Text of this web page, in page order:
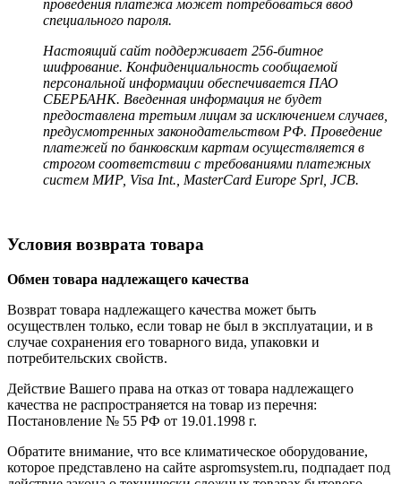
проведения платежа может потребоваться ввод
специального пароля.
Настоящий сайт поддерживает 256-битное
шифрование. Конфиденциальность сообщаемой
персональной информации обеспечивается ПАО
СБЕРБАНК. Введенная информация не будет
предоставлена третьим лицам за исключением случаев,
предусмотренных законодательством РФ. Проведение
платежей по банковским картам осуществляется в
строгом соответствии с требованиями платежных
систем МИР, Visa Int., MasterCard Europe Sprl, JCB.
Условия возврата товара
Обмен товара надлежащего качества
Возврат товара надлежащего качества может быть
осуществлен только, если товар не был в эксплуатации, и в
случае сохранения его товарного вида, упаковки и
потребительских свойств.
Действие Вашего права на отказ от товара надлежащего
качества не распространяется на товар из перечня:
Постановление № 55 РФ от 19.01.1998 г.
Обратите внимание, что все климатическое оборудование,
которое представлено на сайте aspromsystem.ru, подпадает под